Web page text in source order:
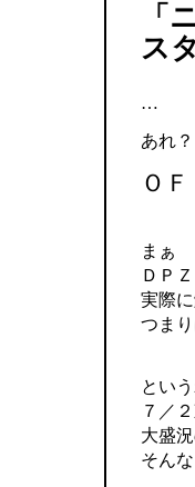
「
ス
…
あれ？
Ｏ
まぁ
ＤＰ
実際
つま
とい
７／
大盛
そん